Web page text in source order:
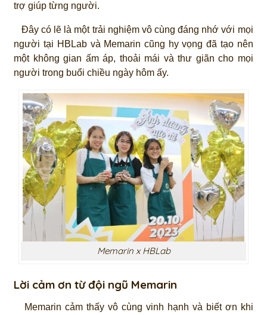
trợ giúp từng người.
Đây có lẽ là một trải nghiệm vô cùng đáng nhớ với mọi
người tại HBLab và Memarin cũng hy vọng đã tạo nên
một không gian ấm áp, thoải mái và thư giãn cho mọi
người trong buổi chiều ngày hôm ấy.
Memarin x HBLab
Lời cảm ơn từ đội ngũ Memarin
Memarin cảm thấy vô cùng vinh hạnh và biết ơn khi